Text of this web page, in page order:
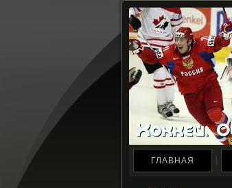
ГЛАВНАЯ